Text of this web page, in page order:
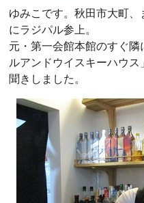
ゆみこです。秋田市大町
にラジパル参上。
元・第一会館本館のすぐ
ルアンドウイスキーハウ
聞きしました。